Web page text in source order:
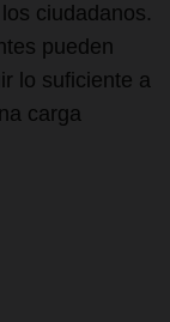
ciudadanos.
pueden
lo suficiente a
carga